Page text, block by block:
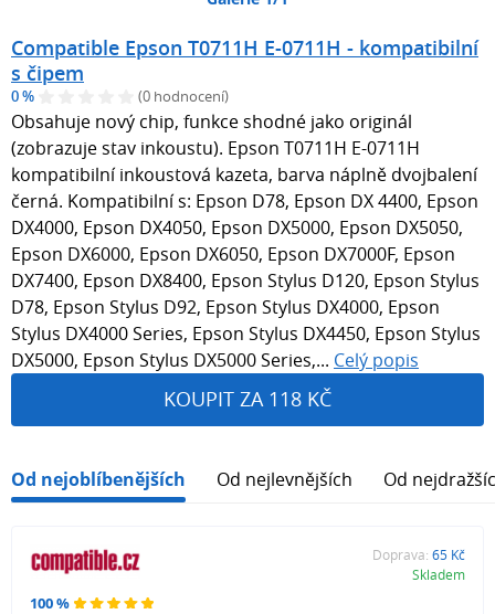
Compatible Epson T0711H E-0711H - kompatibilní
s čipem
0 % (0 hodnocení)
Obsahuje nový chip, funkce shodné jako originál
(zobrazuje stav inkoustu). Epson T0711H E-0711H
kompatibilní inkoustová kazeta, barva náplně dvojbalení
černá. Kompatibilní s: Epson D78, Epson DX 4400, Epson
DX4000, Epson DX4050, Epson DX5000, Epson DX5050,
Epson DX6000, Epson DX6050, Epson DX7000F, Epson
DX7400, Epson DX8400, Epson Stylus D120, Epson Stylus
D78, Epson Stylus D92, Epson Stylus DX4000, Epson
Stylus DX4000 Series, Epson Stylus DX4450, Epson Stylus
DX5000, Epson Stylus DX5000 Series,... Celý popis
KOUPIT ZA 118 KČ
Od nejoblíbenějších Od nejlevnějších Od
100 %
Doprava: 65 Kč
Skladem